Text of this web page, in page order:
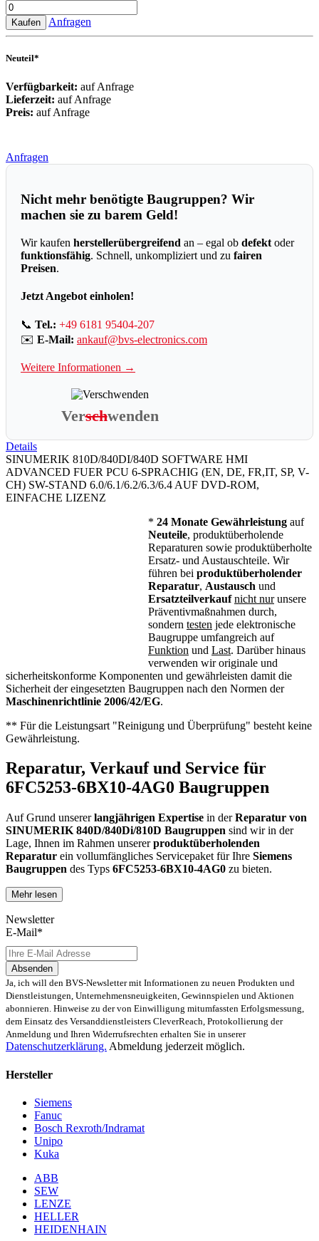
Kaufen Anfragen
Neuteil*
Verfügbarkeit: auf Anfrage
Lieferzeit: auf Anfrage
Preis: auf Anfrage
Anfragen
Nicht mehr benötigte Baugruppen? Wir
machen sie zu barem Geld!
Wir kaufen herstellerübergreifend an – egal ob defekt oder
funktionsfähig. Schnell, unkompliziert und zu fairen
Preisen.
Jetzt Angebot einholen!
📞 Tel.: +49 6181 95404-207
✉️ E-Mail: ankauf@bvs-electronics.com
Weitere Informationen →
Verschwenden
Details
SINUMERIK 810D/840DI/840D SOFTWARE HMI
ADVANCED FUER PCU 6-SPRACHIG (EN, DE, FR,IT, SP, V-
CH) SW-STAND 6.0/6.1/6.2/6.3/6.4 AUF DVD-ROM,
EINFACHE LIZENZ
* 24 Monate Gewährleistung auf
Neuteile, produktüberholende
Reparaturen sowie produktüberholte
Ersatz- und Austauschteile. Wir
führen bei produktüberholender
Reparatur, Austausch und
Ersatzteilverkauf nicht nurunsere
Präventivmaßnahmen durch,
sondern testen jede elektronische
Baugruppe umfangreich auf
Funktion und Last. Darüber hinaus
verwenden wir originale und
sicherheitskonforme Komponenten und gewährleisten damit die
Sicherheit der eingesetzten Baugruppen nach den Normen der
Maschinenrichtlinie 2006/42/EG.
** Für die Leistungsart "Reinigung und Überprüfung" besteht keine
Gewährleistung.
Reparatur, Verkauf und Service für
6FC5253-6BX10-4AG0 Baugruppen
Auf Grund unsererlangjährigen Expertise in derReparatur von
SINUMERIK 840D/840Di/810D Baugruppen sind wir in der
Lage, Ihnen im Rahmen unsererproduktüberholenden
Reparatur ein vollumfängliches Servicepaket für Ihre Siemens
Baugruppen des Typs 6FC5253-6BX10-4AG0 zu bieten.
Dies unterscheidet unsere
konventionellen Reparaturen:
oder einem höheren Verschleiß unterliegen
Anlehnung unserer Reparatur an die EG-
Maschinenrichtlinie 2006/42/EG
Austausch aller Komponenten, die als Schwachstellen
identifiziert werden und somit ein Sicherheitsrisiko für die
Maschine und deren Betreiber darstellen
Ausschließliche Verwendung der vom Hersteller oder
Gesetzgeber neuen & zugelassenen Komponenten
Funktions- und Lasttests
Lage, die Reparatur Ihrer
unseremzertifizierten Reparaturprozess
Qualität zu priorisieren.
Verkauf von Ersatz- und Austauschteilen
sowie Neuteilen für 6FC5253-6BX10-
4AG0
Sie benötigen schnellstmöglich ein
Mehr lesen
Newsletter
E-Mail*
Absenden
Ja, ich will den BVS-Newsletter mit Informationen zu neuen Produkten und
Dienstleistungen, Unternehmensneuigkeiten, Gewinnspielen und Aktionen
abonnieren. Hinweise zu der von Einwilligung mitumfassten Erfolgsmessung,
dem Einsatz des Versanddienstleisters CleverReach, Protokollierung der
Anmeldung und Ihren Widerrufsrechten erhalten Sie in unserer
Datenschutzerklärung. Abmeldung jederzeit möglich.
Hersteller
Siemens
Fanuc
Bosch Rexroth/Indramat
Unipo
Kuka
ABB
SEW
LENZE
HELLER
HEIDENHAIN